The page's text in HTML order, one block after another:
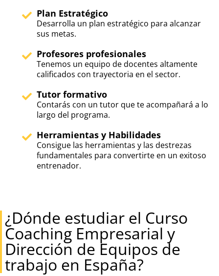
Plan Estratégico
Desarrolla un plan estratégico para alcanzar
sus metas.
Profesores profesionales
Tenemos un equipo de docentes altamente
calificados con trayectoria en el sector.
Tutor formativo
Contarás con un tutor que te acompañará a lo
largo del programa.
Herramientas y Habilidades
Consigue las herramientas y las destrezas
fundamentales para convertirte en un exitoso
entrenador.
¿Dónde estudiar el Curso
Coaching Empresarial y
Dirección de Equipos de
trabajo en España?